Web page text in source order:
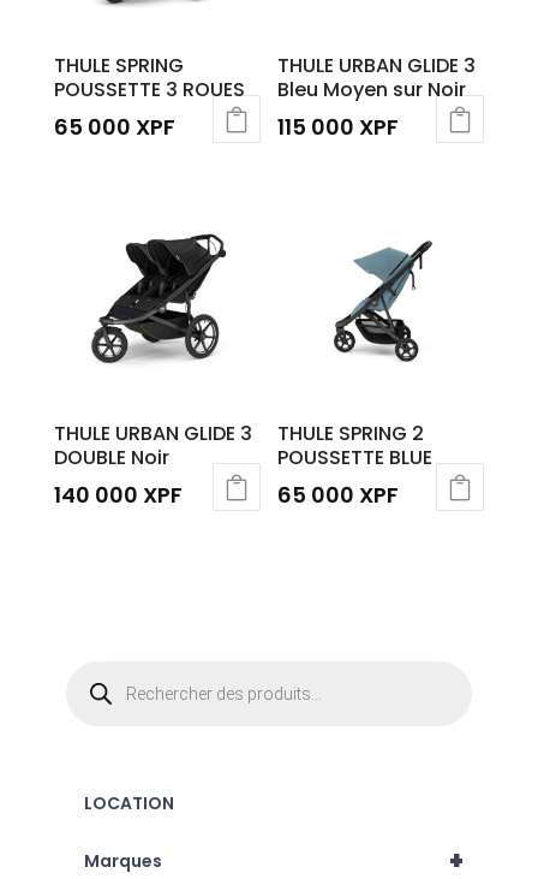
THULE SPRING
POUSSETTE 3 ROUES
65 000 XPF
plusieurs
variations.
options
choisies
sur
la
THULE URBAN GLIDE 3
Bleu Moyen sur Noir
115 000 XPF
THULE URBAN GLIDE 3
DOUBLE Noir
140 000 XPF
THULE SPRING 2
POUSSETTE BLUE
65 000 XPF
produits
LOCATION
+
Marques